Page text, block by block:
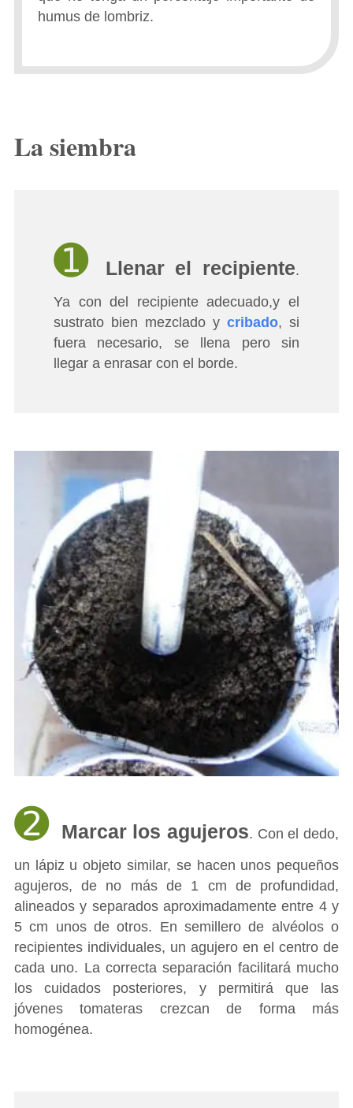
humus de lombriz.
La siembra
➊ Llenar el recipiente.
Ya con del recipiente adecuado,y el
sustrato bien mezclado ycribado, si
fuera necesario, se llena pero sin
llegar a enrasar con el borde.
➋ Marcar los agujeros. Con el dedo,
un lápiz u objeto similar, se hacen unos pequeños
agujeros, de no más de 1 cm de profundidad,
alineados y separados aproximadamente entre 4 y
5 cm unos de otros. En semillero de alvéolos o
recipientes individuales, un agujero en el centro de
cada uno. La correcta separación facilitará mucho
los cuidados posteriores, y permitirá que las
jóvenes tomateras crezcan de forma más
homogénea.